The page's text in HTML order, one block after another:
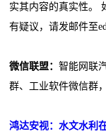
实其内容的真实性。
有疑议，请发邮件至
微信联盟：智能网联
群、工业软件微信群
鸿达安视：水文水利